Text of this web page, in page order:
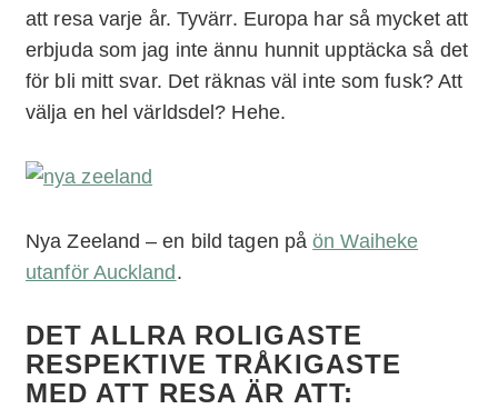
att resa varje år. Tyvärr. Europa har så mycket att
erbjuda som jag inte ännu hunnit upptäcka så det
för bli mitt svar. Det räknas väl inte som fusk? Att
välja en hel världsdel? Hehe.
Nya Zeeland – en bild tagen påön Waiheke
utanför Auckland.
DET ALLRA ROLIGASTE
RESPEKTIVE TRÅKIGASTE
MED ATT RESA ÄR ATT: